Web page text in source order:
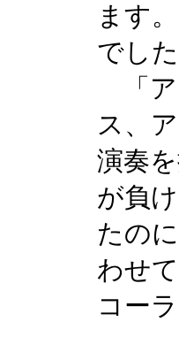
ます
でし
「ア
ス、
演奏
が負
たの
わせ
コー